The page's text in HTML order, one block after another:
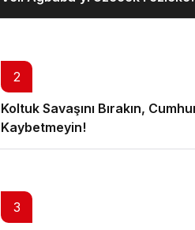
2
Koltuk Savaşını Bırakın,
Kaybetmeyin!
3